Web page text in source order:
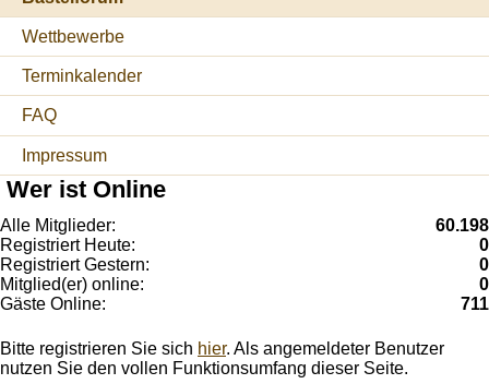
Wettbewerbe
Terminkalender
FAQ
Impressum
Wer ist Online
Alle Mitglieder:
60.198
Registriert Heute:
0
Registriert Gestern:
0
Mitglied(er) online:
0
Gäste Online:
711
Bitte registrieren Sie sich hier. Als angemeldeter Benutzer
nutzen Sie den vollen Funktionsumfang dieser Seite.